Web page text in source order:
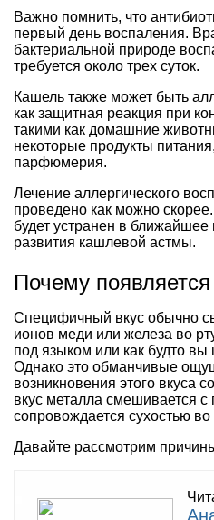
Важно помнить, что
первый день воспаления.
бактериальной природе
требуется около трех суток.
Кашель также может быть
как защитная реакция при
такими как домашние
некоторые продукты
парфюмерия.
Лечение аллергического
проведено как можно
будет устранен в ближайшее
развития кашлевой астмы.
Почему
Специфичный вкус обычно
ионов меди или железа во
под языком или как будто
Однако это обманчивые
возникновения этого вкуса
вкус металла смешивается с
сопровождается сухостью во
Давайте рассмотрим